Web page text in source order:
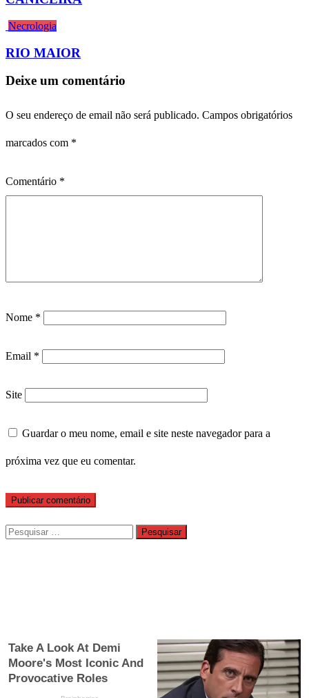
Necrologia
RIO MAIOR
Deixe um comentário
O seu endereço de email não será publicado. Campos obrigatórios
marcados com *
Comentário *
Nome *
Email *
Site
Guardar o meu nome, email e site neste navegador para a
próxima vez que eu comentar.
Pesquisar
por: